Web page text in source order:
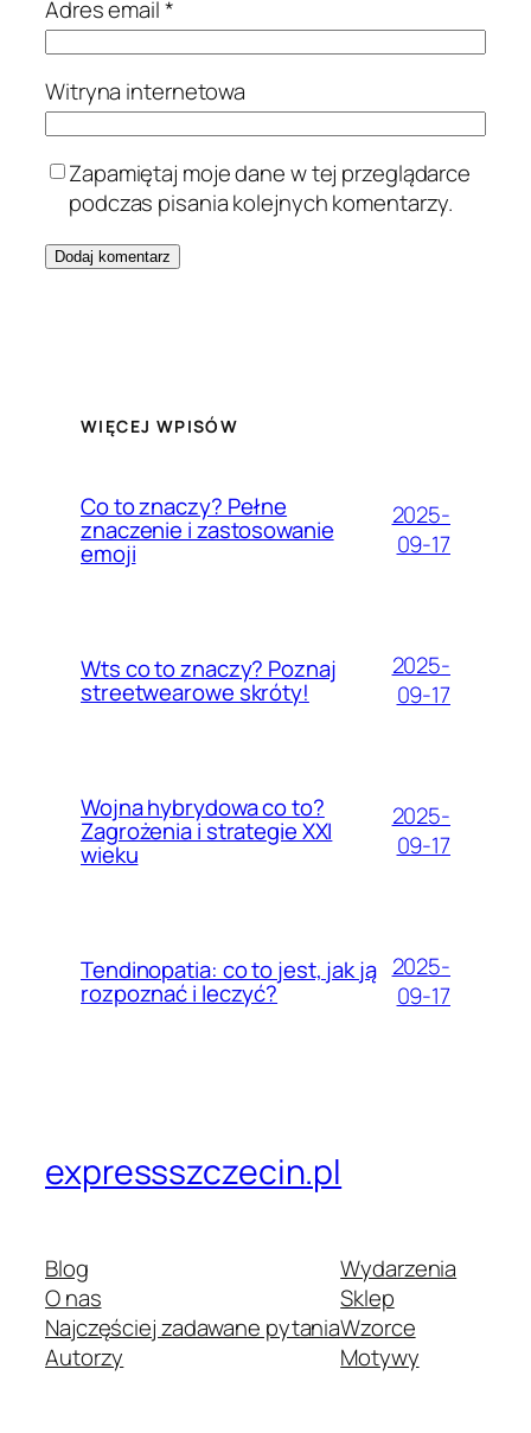
Adres email*
Witryna internetowa
Zapamiętaj moje dane w tej przeglądarce
podczas pisania kolejnych komentarzy.
WIĘCEJ WPISÓW
Co to znaczy? Pełne
znaczenie i zastosowanie
emoji
2025-
09-17
Wts co to znaczy? Poznaj
streetwearowe skróty!
2025-
09-17
Wojna hybrydowa co to?
Zagrożenia i strategie XXI
wieku
2025-
09-17
Tendinopatia: co to jest, jak ją
rozpoznać i leczyć?
2025-
09-17
expressszczecin.pl
Blog
O nas
Najczęściej zadawane pytania
Autorzy
Wydarzenia
Sklep
Wzorce
Motywy